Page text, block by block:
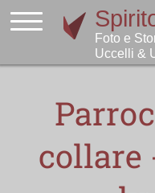
collare